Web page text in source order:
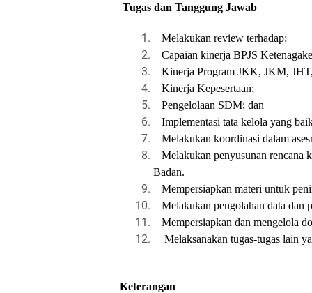
Tugas dan Tanggung Jawab
Melakukan review terhadap:
Capaian kinerja BPJS
Kinerja Program JKK, JKM, JHT,
Kinerja Kepesertaan;
Pengelolaan SDM; dan
Implementasi tata kelola yang
Melakukan koordinasi dalam
Melakukan penyusunan rencana
Badan.
Mempersiapkan materi untuk
Melakukan pengolahan data dan
Mempersiapkan dan mengelola
Melaksanakan tugas-tugas lain
Keterangan